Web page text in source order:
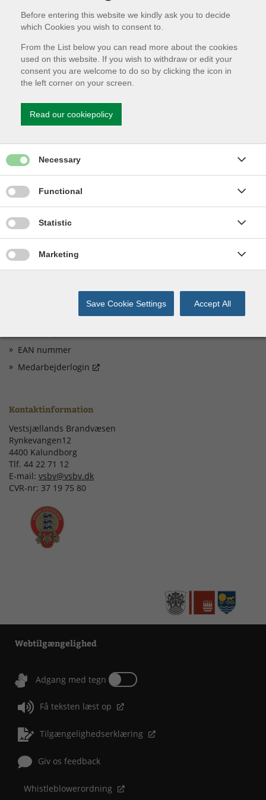
Brand og evakueringsinstruks
for hoteller med ABA
Brand og evakueringsinstruks
Brand og evakueringsinstruks
med ABA
Genveje
Whistleblowerordning
EAN nummer
Medarbejderlogin
Kontaktinformation
Vestsjællands Brandvæsen
Rynkevangen12
4400 Kalundborg
Tlf. 44 22 71 12
E-mail: vsbv@vsbv.dk
CVR-nr: 37 19 75 80
Webtilgængelighed
Adgang med tegn Tænd eller sluk for Adgang med tegn
Få teksten læst op
Tilgængelighedserklæring
Giv os feedback
Whistleblowerordning
Before entering this website we kindly ask you to decide
which Cookies you wish to consent to.
From the List below you can read more about the cookies
used on this website. If you wish to withdraw or edit your
consent you are welcome to do so by clicking the icon in
the left corner on your screen.
Read our cookiepolicy
Necessary
Give permission for Necessary cookies
Functional
Give permission for Functionality cookies
Statistic
Give permission for Statistics cookies
Marketing
Give permission for Marketing cookies
Save Cookie Settings Accept All